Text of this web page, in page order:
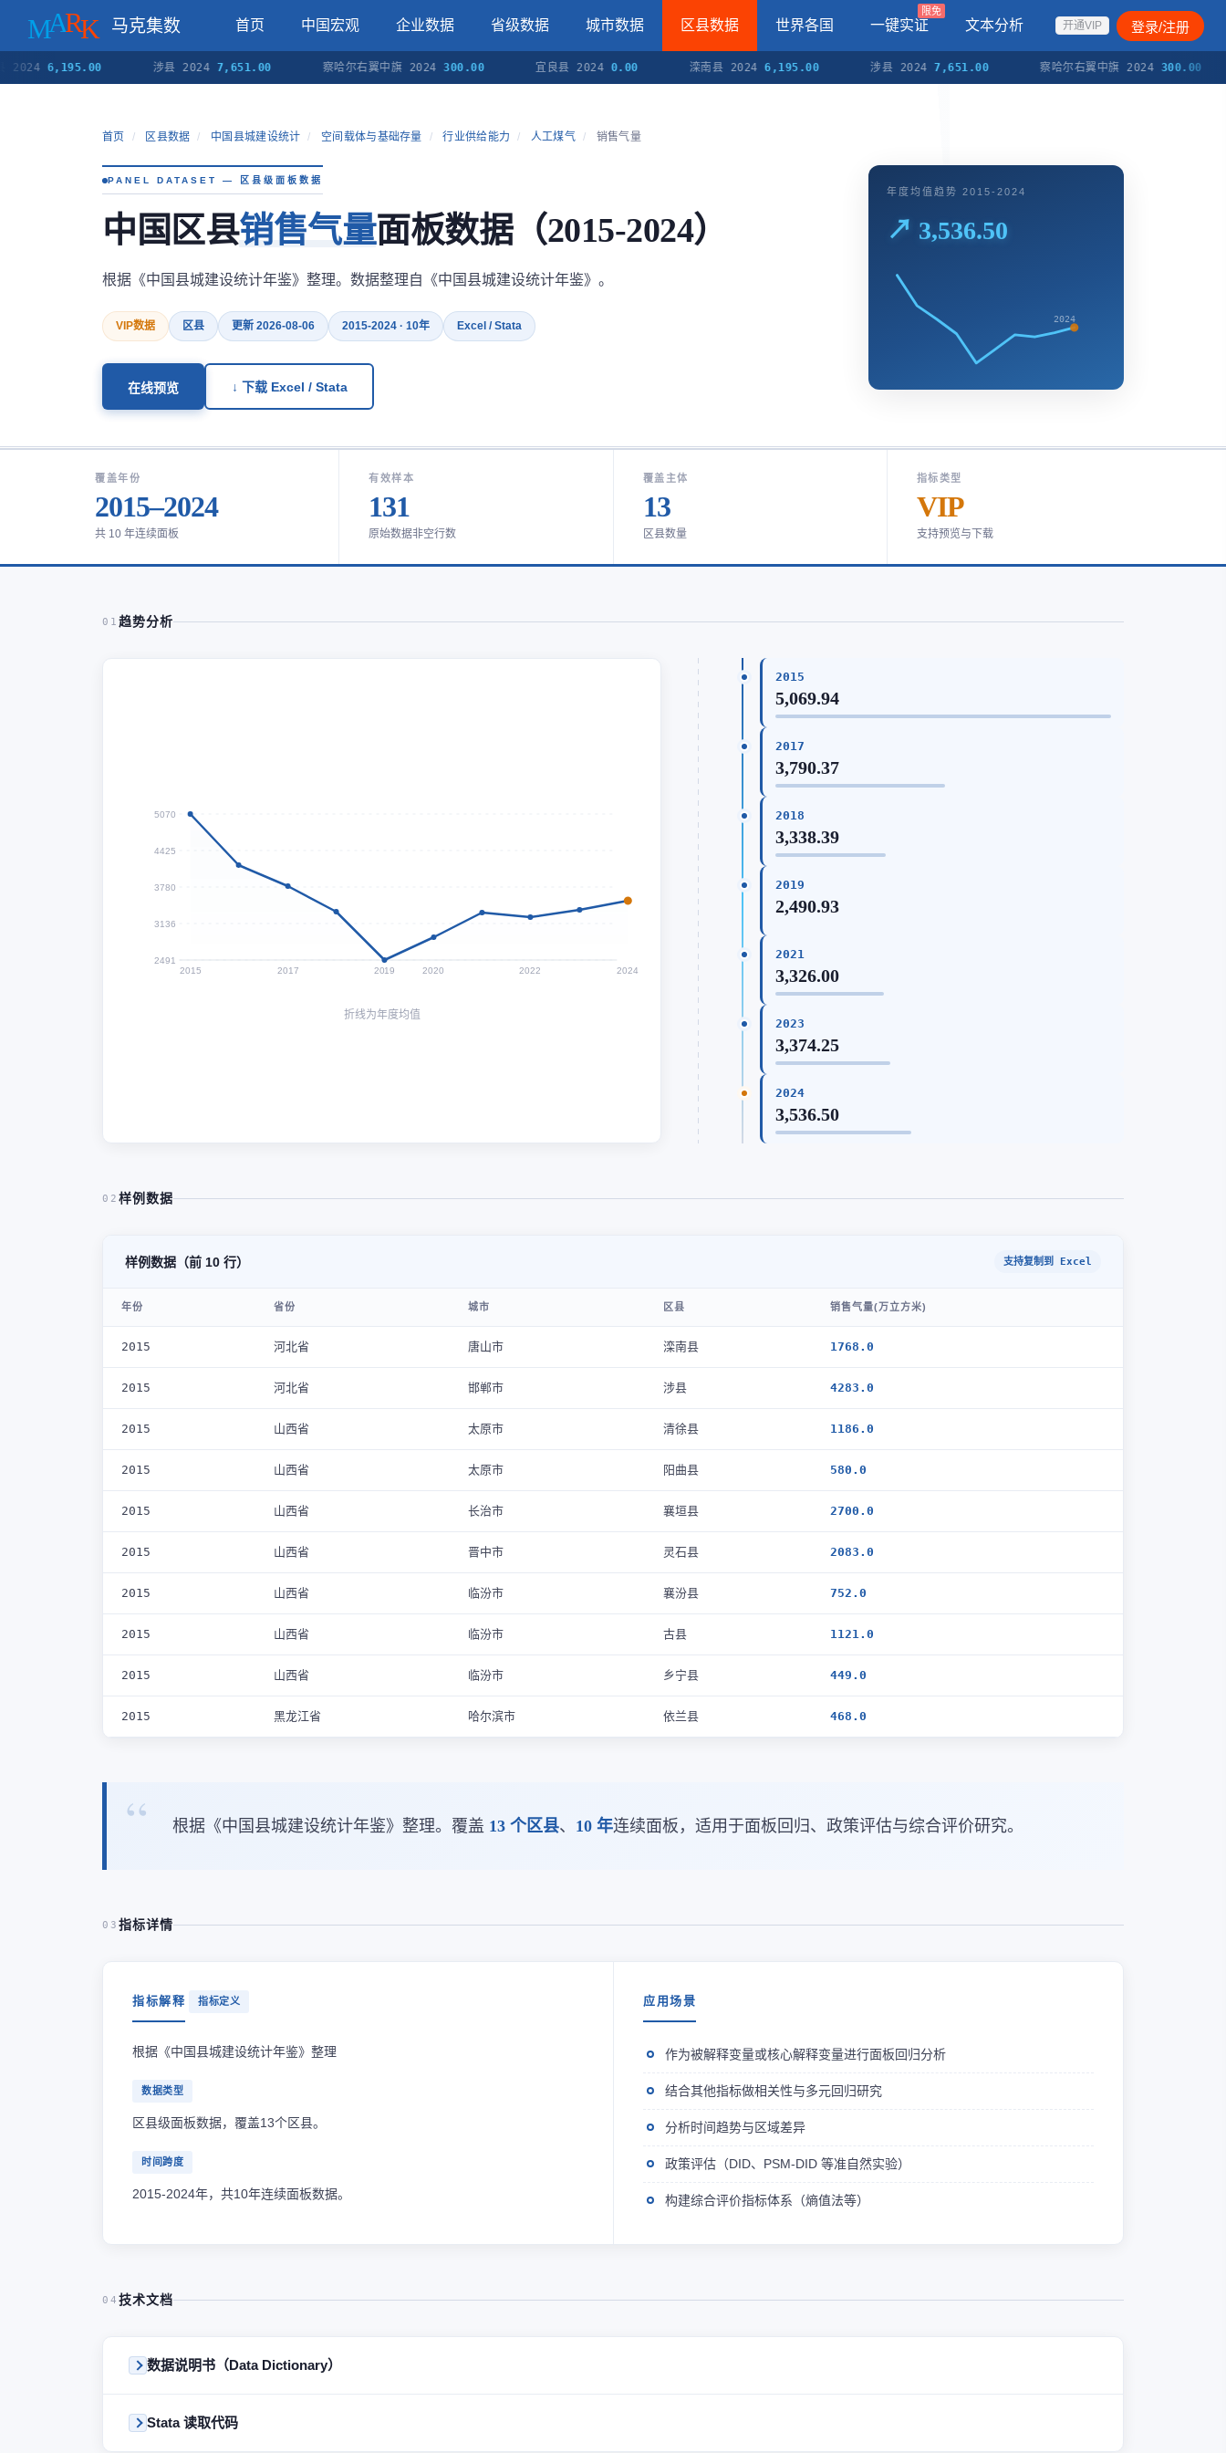
马克集数 首页 中国宏观 企业数据 省级数据 城市数据 区县数据 世界各国 一键实证
限免
文本分析 开通VIP 登录/注册
20246,195.00 涉县 20247,651.00 察哈尔右翼中旗 2024300.00 宜良县 20240.00 滦南县 20246,195.00 涉县 20247,651.00 察哈尔右翼中旗 2024300.00
首页 / 区县数据 / 中国县城建设统计 / 空间载体与基础存量 / 行业供给能力 / 人工煤气 / 销售气量
PANEL DATASET — 区县级面板数据
中国区县销售气量面板数据（2015-2024）
根据《中国县城建设统计年鉴》整理。数据整理自《中国县城建设统计年鉴》。
VIP数据 区县 更新 2026-08-06 2015-2024 · 10年 Excel / Stata
在线预览 ↓ 下载 Excel / Stata
年度均值趋势 2015-2024
↗ 3,536.50
2024
覆盖年份
2015–2024
共 10 年连续面板
有效样本
131
原始数据非空行数
覆盖主体
13
区县数量
指标类型
VIP
支持预览与下载
01 趋势分析
5070
4425
3780
3136
2491
2015
2017 2019 2020 2022 2024
折线为年度均值
2015
5,069.94
2017
3,790.37
2018
3,338.39
2019
2,490.93
2021
3,326.00
2023
3,374.25
2024
3,536.50
02 样例数据
样例数据（前 10 行） 支持复制到 Excel
年份 省份 城市 区县 销售气量(万立方米)
2015 河北省 唐山市 滦南县 1768.0
2015 河北省 邯郸市 涉县 4283.0
2015 山西省 太原市 清徐县 1186.0
2015 山西省 太原市 阳曲县 580.0
2015 山西省 长治市 襄垣县 2700.0
2015 山西省 晋中市 灵石县 2083.0
2015 山西省 临汾市 襄汾县 752.0
2015 山西省 临汾市 古县 1121.0
2015 山西省 临汾市 乡宁县 449.0
2015 黑龙江省 哈尔滨市 依兰县 468.0
根据《中国县城建设统计年鉴》整理。覆盖 13 个区县、 10 年连续面板，适用于面板回归、政策评估与综合评价研究。
03 指标详情
指标解释 指标定义
根据《中国县城建设统计年鉴》整理
数据类型
区县级面板数据，覆盖13个区县。
时间跨度
2015-2024年，共10年连续面板数据。
应用场景
作为被解释变量或核心解释变量进行面板回归分析
结合其他指标做相关性与多元回归研究
分析时间趋势与区域差异
政策评估（DID、PSM-DID 等准自然实验）
构建综合评价指标体系（熵值法等）
04 技术文档
数据说明书（Data Dictionary）
Stata 读取代码